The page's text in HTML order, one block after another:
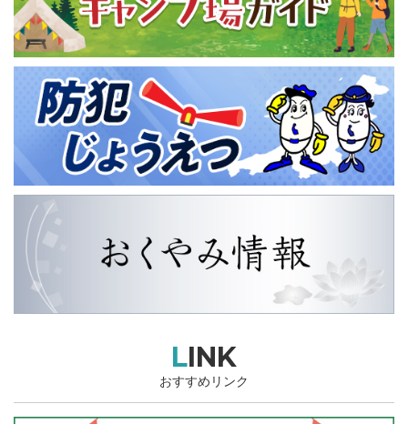
LINK
おすすめリンク